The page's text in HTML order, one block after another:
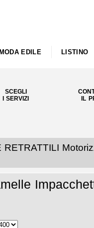
EDILE LISTINO
SCEGLI
I SERVIZI
IL